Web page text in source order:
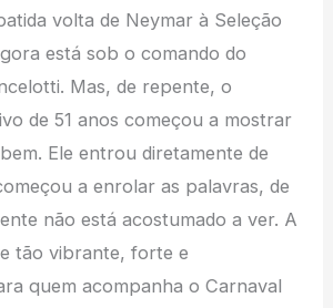
volta de Neymar à Seleção
está sob o comando do
Mas, de repente, o
de 51 anos começou a mostrar
Ele entrou diretamente de
a enrolar as palavras, de
não está acostumado a ver. A
tão vibrante, forte e
quem acompanha o Carnaval